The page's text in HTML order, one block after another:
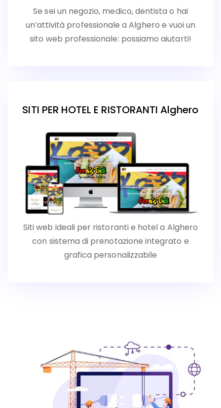
Se sei un negozio, medico, dentista o hai
un’attività professionale a Alghero e vuoi un
sito web professionale: possiamo aiutarti!
SITI PER HOTEL E RISTORANTI Alghero
Siti web ideali per ristoranti e hotel a Alghero
con sistema di prenotazione integrato e
grafica personalizzabile